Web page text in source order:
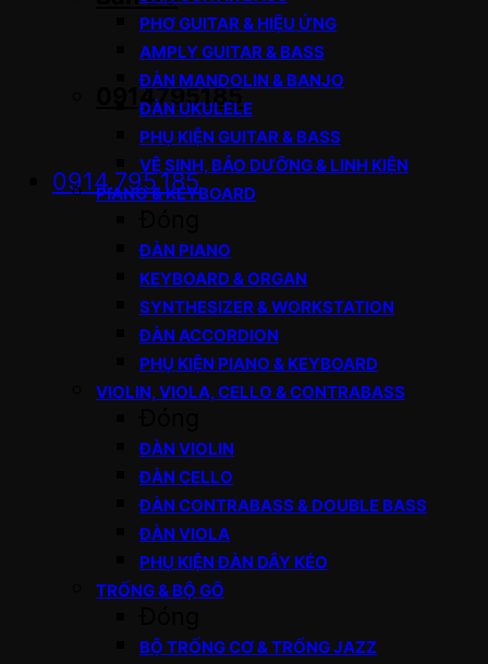
0914795185
0914.795.185
PHƠ GUITAR & HIỆU ỨNG
AMPLY GUITAR & BASS
ĐÀN MANDOLIN & BANJO
ĐÀN UKULELE
PHỤ KIỆN GUITAR & BASS
VỆ SINH, BẢO DƯỠNG & LINH KIỆN
PIANO & KEYBOARD
ĐÀN PIANO
KEYBOARD & ORGAN
SYNTHESIZER & WORKSTATION
ĐÀN ACCORDION
PHỤ KIỆN PIANO & KEYBOARD
VIOLIN, VIOLA, CELLO & CONTRABASS
ĐÀN VIOLIN
ĐÀN CELLO
ĐÀN CONTRABASS & DOUBLE BASS
ĐÀN VIOLA
PHỤ KIỆN ĐÀN DÂY KÉO
TRỐNG & BỘ GÕ
BỘ TRỐNG CƠ & TRỐNG JAZZ